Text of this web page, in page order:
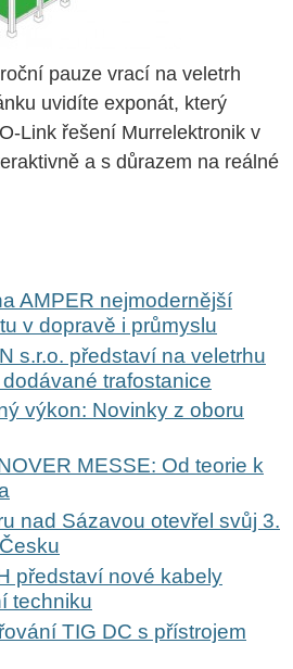
pauze vrací na veletrh
uvidíte exponát, který
Link řešení Murrelektronik v
a s důrazem na reálné
AMPER nejmodernější
v dopravě i průmyslu
s.r.o. představí na veletrhu
trafostanice
výkon: Novinky z oboru
MESSE: Od teorie k
nad Sázavou otevřel svůj 3.
představí nové kabely
techniku
TIG DC s přístrojem